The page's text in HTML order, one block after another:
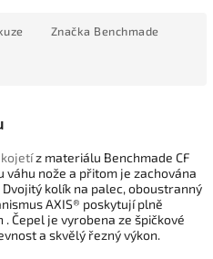
Značka Benchmade
z materiálu Benchmade CF
váhu nože a přitom je zachována
kolík na palec, oboustranný
AXIS® poskytují plně
. Čepel je vyrobena ze špičkové
a skvělý řezný výkon.